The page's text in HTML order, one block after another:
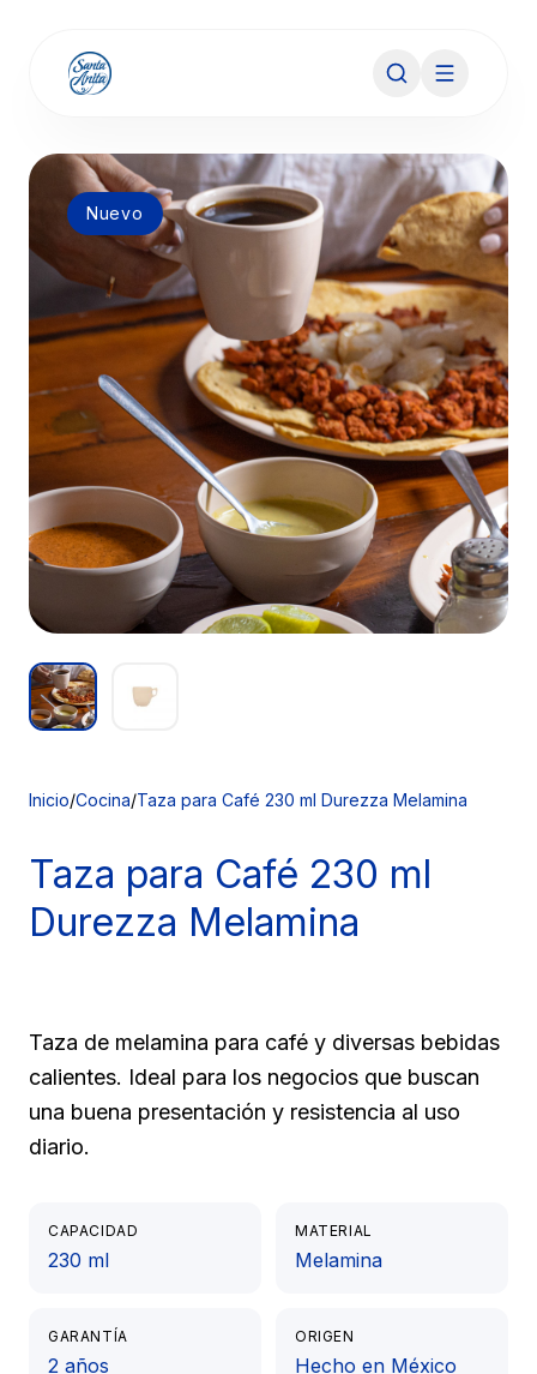
Nuevo
Inicio/Cocina/Taza para Café 230 ml Durezza Melamina
Taza para Café 230 ml
Durezza Melamina
Taza de melamina para café y diversas bebidas
calientes. Ideal para los negocios que buscan
una buena presentación y resistencia al uso
diario.
CAPACIDAD
230 ml
MATERIAL
Melamina
GARANTÍA
2 años
ORIGEN
Hecho en México